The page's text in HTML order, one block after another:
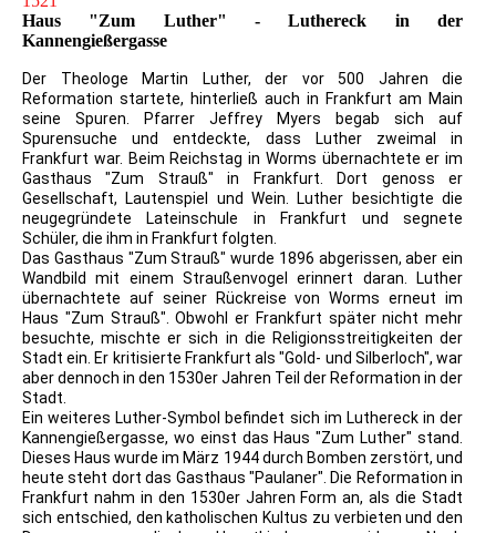
Haus "Zum Luther" - Luthereck in der
Kannengießergasse
Der Theologe Martin Luther, der vor 500 Jahren die
Reformation startete, hinterließ auch in Frankfurt am Main
seine Spuren. Pfarrer Jeffrey Myers begab sich auf
Spurensuche und entdeckte, dass Luther zweimal in
Frankfurt war. Beim Reichstag in Worms übernachtete er im
Gasthaus "Zum Strauß" in Frankfurt. Dort genoss er
Gesellschaft, Lautenspiel und Wein. Luther besichtigte die
neugegründete Lateinschule in Frankfurt und segnete
Schüler, die ihm in Frankfurt folgten.
Das Gasthaus "Zum Strauß" wurde 1896 abgerissen, aber ein
Wandbild mit einem Straußenvogel erinnert daran. Luther
übernachtete auf seiner Rückreise von Worms erneut im
Haus "Zum Strauß". Obwohl er Frankfurt später nicht mehr
besuchte, mischte er sich in die Religionsstreitigkeiten der
Stadt ein. Er kritisierte Frankfurt als "Gold- und Silberloch", war
aber dennoch in den 1530er Jahren Teil der Reformation in der
Stadt.
Ein weiteres Luther-Symbol befindet sich im Luthereck in der
Kannengießergasse, wo einst das Haus "Zum Luther" stand.
Dieses Haus wurde im März 1944 durch Bomben zerstört, und
heute steht dort das Gasthaus "Paulaner". Die Reformation in
Frankfurt nahm in den 1530er Jahren Form an, als die Stadt
sich entschied, den katholischen Kultus zu verbieten und den